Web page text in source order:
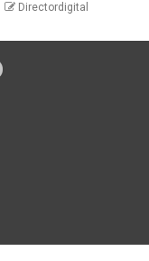
Directordigital